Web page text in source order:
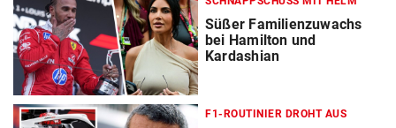
Süßer Familienzuwachs
bei Hamilton und
Kardashian
F1-ROUTINIER DROHT AUS